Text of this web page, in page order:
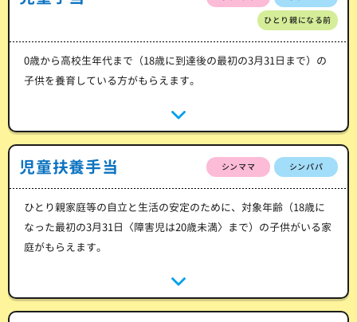
ひとり親になる前
0歳から高校生年代まで（18歳に到達後の最初の3月31日まで）の
子供を養育している方がもらえます。
児童扶養手当 シンママ シンパパ
ひとり親家庭等の自立と生活の安定のために、対象年齢（18歳に
なった最初の3月31日〈障害児は20歳未満〉まで）の子供がいる家
庭がもらえます。